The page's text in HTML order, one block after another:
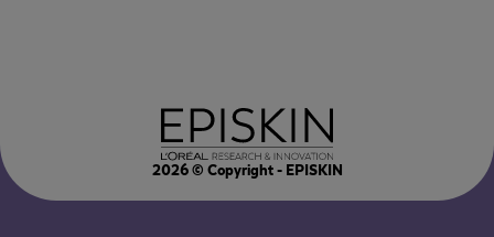
2026© Copyright - EPISKIN